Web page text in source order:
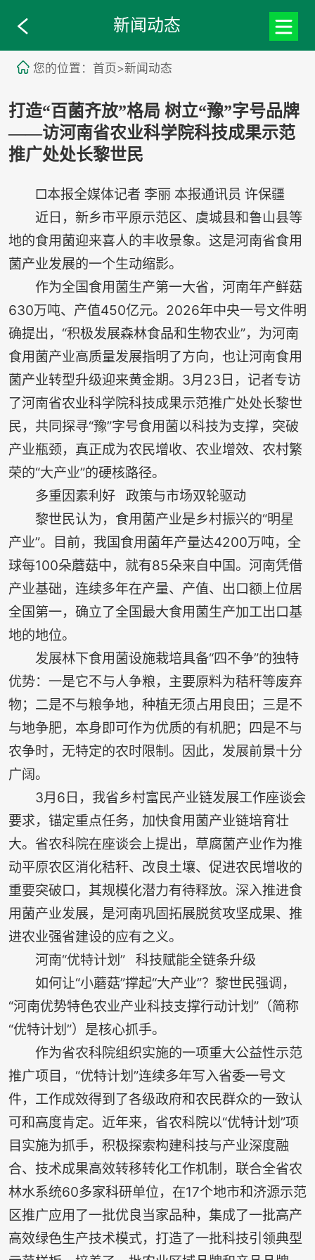
新闻动态
您的位置：首页>新闻动态
打造“百菌齐放”格局 树立“豫”字号品牌
——访河南省农业科学院科技成果示范
推广处处长黎世民
□本报全媒体记者 李丽 本报通讯员 许保疆
近日，新乡市平原示范区、虞城县和鲁山县等
地的食用菌迎来喜人的丰收景象。这是河南省食用
菌产业发展的一个生动缩影。
作为全国食用菌生产第一大省，河南年产鲜菇
630万吨、产值450亿元。2026年中央一号文件明
确提出，“积极发展森林食品和生物农业”，为河南
食用菌产业高质量发展指明了方向，也让河南食用
菌产业转型升级迎来黄金期。3月23日，记者专访
了河南省农业科学院科技成果示范推广处处长黎世
民，共同探寻“豫”字号食用菌以科技为支撑，突破
产业瓶颈，真正成为农民增收、农业增效、农村繁
荣的“大产业”的硬核路径。
多重因素利好 政策与市场双轮驱动
黎世民认为，食用菌产业是乡村振兴的“明星
产业”。目前，我国食用菌年产量达4200万吨，全
球每100朵蘑菇中，就有85朵来自中国。河南凭借
产业基础，连续多年在产量、产值、出口额上位居
全国第一，确立了全国最大食用菌生产加工出口基
地的地位。
发展林下食用菌设施栽培具备“四不争”的独特
优势：一是它不与人争粮，主要原料为秸秆等废弃
物；二是不与粮争地，种植无须占用良田；三是不
与地争肥，本身即可作为优质的有机肥；四是不与
农争时，无特定的农时限制。因此，发展前景十分
广阔。
3月6日，我省乡村富民产业链发展工作座谈会
要求，锚定重点任务，加快食用菌产业链培育壮
大。省农科院在座谈会上提出，草腐菌产业作为推
动平原农区消化秸秆、改良土壤、促进农民增收的
重要突破口，其规模化潜力有待释放。深入推进食
用菌产业发展，是河南巩固拓展脱贫攻坚成果、推
进农业强省建设的应有之义。
河南“优特计划” 科技赋能全链条升级
如何让“小蘑菇”撑起“大产业”？黎世民强调，
“河南优势特色农业产业科技支撑行动计划”（简称
“优特计划”）是核心抓手。
作为省农科院组织实施的一项重大公益性示范
推广项目，“优特计划”连续多年写入省委一号文
件，工作成效得到了各级政府和农民群众的一致认
可和高度肯定。近年来，省农科院以“优特计划”项
目实施为抓手，积极探索构建科技与产业深度融
合、技术成果高效转移转化工作机制，联合全省农
林水系统60多家科研单位，在17个地市和济源示范
区推广应用了一批优良当家品种，集成了一批高产
高效绿色生产技术模式，打造了一批科技引领典型